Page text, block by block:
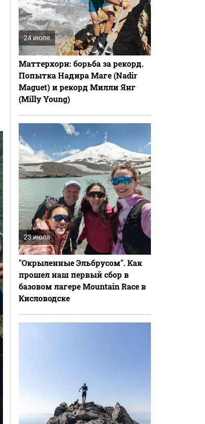
24 июля
Маттерхорн: борьба за рекорд.
Попытка Надира Маге (Nadir
Maguet) и рекорд Милли Янг
(Milly Young)
23 июля
"Окрыленные Эльбрусом". Как
прошел наш первый сбор в
базовом лагере Mountain Race в
Кисловодске